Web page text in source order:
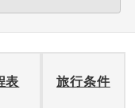
表 旅行条件